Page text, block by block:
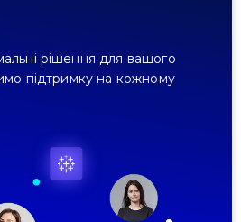
рішення для вашого
підтримку на кожному